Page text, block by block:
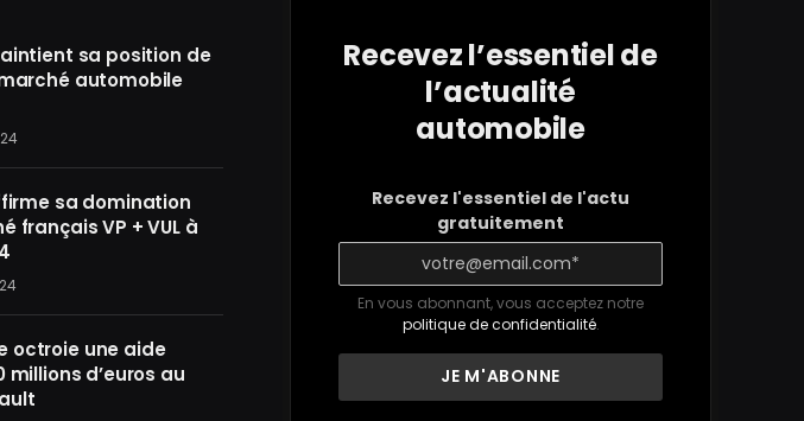
sa position de
automobile
sa domination
français VP + VUL à
octroie une aide
millions d’euros au
Recevez l’essentiel de
l’actualité
automobile
Recevez l'essentiel de l'actu
gratuitement
En vous abonnant, vous acceptez notre
politique de confidentialité.